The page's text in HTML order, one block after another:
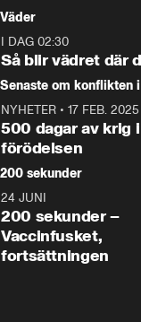
tonårsutvisningarna och
Moderaterna ska locka
väljare till valet i höst.
Väder
I DAG 02:30
Så blir vädret där
Senaste om konflikten
NYHETER • 17 FEB. 2025
500 dagar av krig
förödelsen
200 sekunder
24 JUNI
200 sekunder –
Vaccinfusket,
fortsättningen